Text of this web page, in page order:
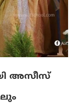
അസീസ്